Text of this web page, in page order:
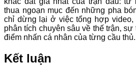
thua ngoạn mục đến những pha
chỉ dừng lại ở việc tổng hợp video,
phân tích chuyên sâu về thế trận,
điểm nhấn cá nhân của từng cầu thủ.
Kết luận